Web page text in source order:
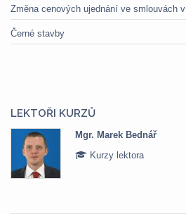
Změna cenových ujednání ve smlouvách
Černé stavby
LEKTOŘI KURZŮ
Mgr. Marek Bednář
Kurzy lektora